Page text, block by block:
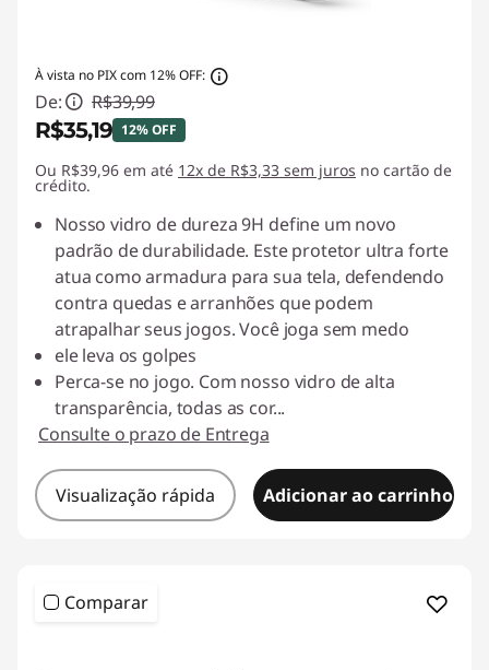
À vista no PIX com 12% OFF:
De: R$39,99
R$35,19 12% OFF
Economias instantâneas :-R$4,80
Ou R$39,96 em até 12x de R$3,33 sem juros no cartão de
crédito.
Nosso vidro de dureza 9H define um novo
padrão de durabilidade. Este protetor ultra forte
atua como armadura para sua tela, defendendo
contra quedas e arranhões que podem
atrapalhar seus jogos. Você joga sem medo
ele leva os golpes
Perca-se no jogo. Com nosso vidro de alta
transparência, todas as cor...
Consulte o prazo de Entrega
Visualização rápida Adicionar ao carrinho
Comparar